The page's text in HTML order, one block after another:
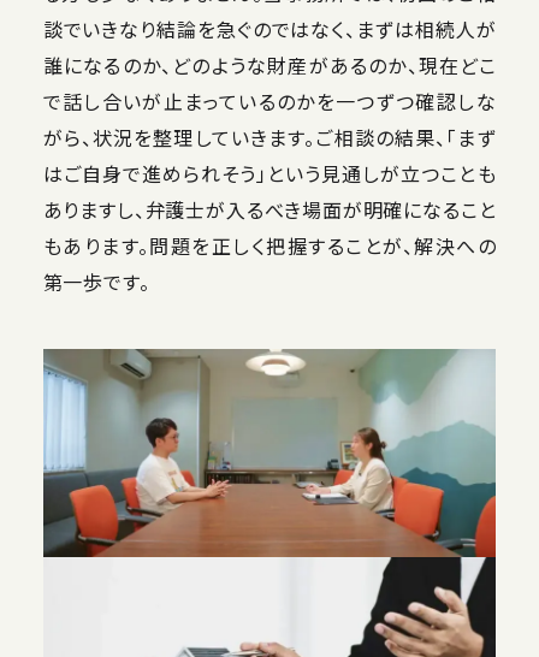
談でいきなり結論を急ぐのではなく、まずは相続人が
誰になるのか、どのような財産があるのか、現在どこ
で話し合いが止まっているのかを一つずつ確認しな
がら、状況を整理していきます。ご相談の結果、「まず
はご自身で進められそう」という見通しが立つことも
ありますし、弁護士が入るべき場面が明確になること
もあります。問題を正しく把握することが、解決への
第一歩です。